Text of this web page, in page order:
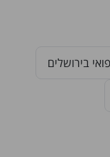
בירושלים